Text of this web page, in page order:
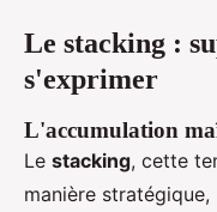
Le stacking :
s'exprimer
L'accumulation
Le stacking, cette
manière stratégique,